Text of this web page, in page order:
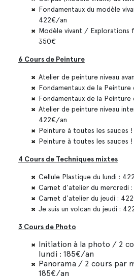
Fondamentaux du modèle
422€/an
Modèle vivant / Explorations
350€
6 Cours de Peinture
Atelier de peinture niveau
Fondamentaux de la
Fondamentaux de la
Atelier de peinture niveau
422€/an
Peinture à toutes les sauces
Peinture à toutes les sauces
4 Cours de Techniques mixtes
Cellule Plastique du lundi :
Carnet d'atelier du mercredi
Carnet d'atelier du jeudi :
Je suis un volcan du jeudi :
3 Cours de Photo
Initiation à la photo / 2
lundi : 185€/an
Panorama / 2 cours par
185€/an